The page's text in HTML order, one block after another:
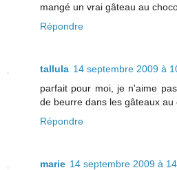
mangé un vrai gâteau au
Répondre
tallula 14 septembre 2009 à
parfait pour moi, je n'aime
de beurre dans les gâteaux au
Répondre
marie 14 septembre 2009 à